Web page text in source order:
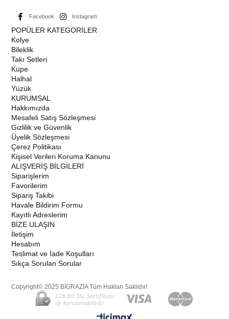
Facebook Instagram
POPÜLER KATEGORİLER
Kolye
Bileklik
Takı Setleri
Küpe
Halhal
Yüzük
KURUMSAL
Hakkımızda
Mesafeli Satış Sözleşmesi
Gizlilik ve Güvenlik
Üyelik Sözleşmesi
Çerez Politikası
Kişisel Verileri Koruma Kanunu
ALIŞVERİŞ BİLGİLERİ
Siparişlerim
Favorilerim
Sipariş Takibi
Havale Bildirim Formu
Kayıtlı Adreslerim
BİZE ULAŞIN
İletişim
Hesabım
Teslimat ve İade Koşulları
Sıkça Sorulan Sorular
Copyright© 2025 BİGRAZİA Tüm Hakları Saklıdır!